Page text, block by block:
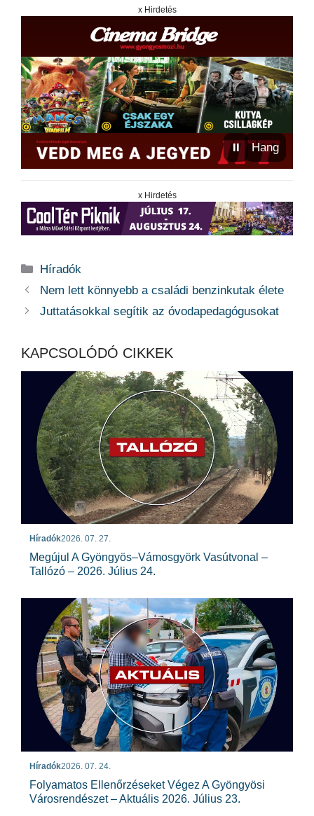
x Hirdetés
⏸ Hang
x Hirdetés
Kategória
Híradók
Nem lett könnyebb a családi benzinkutak élete
Juttatásokkal segítik az óvodapedagógusokat
KAPCSOLÓDÓ CIKKEK
Híradók2026. 07. 27.
Megújul A Gyöngyös–Vámosgyörk Vasútvonal –
Tallózó – 2026. Július 24.
Híradók2026. 07. 24.
Folyamatos Ellenőrzéseket Végez A Gyöngyösi
Városrendészet – Aktuális 2026. Július 23.